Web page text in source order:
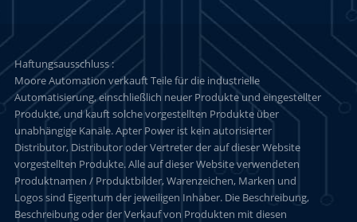
Haftungsausschluss :
Moore Automation verkauft Teile für die industrielle
Automatisierung, einschließlich neuer Produkte und eingestellter
Produkte, und kauft solche vorgestellten Produkte über
unabhängige Kanäle. Apter Power ist kein autorisierter
Distributor, Distributor oder Vertreter der auf dieser Website
vorgestellten Produkte. Alle auf dieser Website verwendeten
Produktnamen / Produktbilder, Warenzeichen, Marken und
Logos sind Eigentum der jeweiligen Inhaber. Die Beschreibung,
Beschreibung oder der Verkauf von Produkten mit diesen